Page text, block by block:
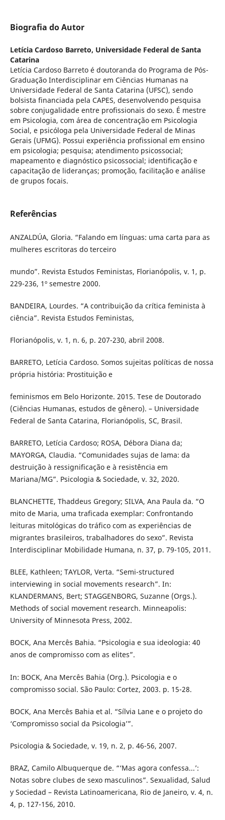
Biografia do Autor
Letícia Cardoso Barreto, Universidade Federal de Santa
Catarina
Letícia Cardoso Barreto é doutoranda do Programa de Pós-
Graduação Interdisciplinar em Ciências Humanas na
Universidade Federal de Santa Catarina (UFSC), sendo
bolsista financiada pela CAPES, desenvolvendo pesquisa
sobre conjugalidade entre profissionais do sexo. É mestre
em Psicologia, com área de concentração em Psicologia
Social, e psicóloga pela Universidade Federal de Minas
Gerais (UFMG). Possui experiência profissional em ensino
em psicologia; pesquisa; atendimento psicossocial;
mapeamento e diagnóstico psicossocial; identificação e
capacitação de lideranças; promoção, facilitação e análise
de grupos focais.
Referências
ANZALDÚA, Gloria. “Falando em línguas: uma carta para as
mulheres escritoras do terceiro
mundo”. Revista Estudos Feministas, Florianópolis, v. 1, p.
229-236, 1º semestre 2000.
BANDEIRA, Lourdes. “A contribuição da crítica feminista à
ciência”. Revista Estudos Feministas,
Florianópolis, v. 1, n. 6, p. 207-230, abril 2008.
BARRETO, Letícia Cardoso. Somos sujeitas políticas de nossa
própria história: Prostituição e
feminismos em Belo Horizonte. 2015. Tese de Doutorado
(Ciências Humanas, estudos de gênero). – Universidade
Federal de Santa Catarina, Florianópolis, SC, Brasil.
BARRETO, Letícia Cardoso; ROSA, Débora Diana da;
MAYORGA, Claudia. “Comunidades sujas de lama: da
destruição à ressignificação e à resistência em
Mariana/MG”. Psicologia & Sociedade, v. 32, 2020.
BLANCHETTE, Thaddeus Gregory; SILVA, Ana Paula da. “O
mito de Maria, uma traficada exemplar: Confrontando
leituras mitológicas do tráfico com as experiências de
migrantes brasileiros, trabalhadores do sexo”. Revista
Interdisciplinar Mobilidade Humana, n. 37, p. 79-105, 2011.
BLEE, Kathleen; TAYLOR, Verta. “Semi-structured
interviewing in social movements research”. In:
KLANDERMANS, Bert; STAGGENBORG, Suzanne (Orgs.).
Methods of social movement research. Minneapolis:
University of Minnesota Press, 2002.
BOCK, Ana Mercês Bahia. “Psicologia e sua ideologia: 40
anos de compromisso com as elites”.
In: BOCK, Ana Mercês Bahia (Org.). Psicologia e o
compromisso social. São Paulo: Cortez, 2003. p. 15-28.
BOCK, Ana Mercês Bahia et al. “Sílvia Lane e o projeto do
‘Compromisso social da Psicologia’”.
Psicologia & Sociedade, v. 19, n. 2, p. 46-56, 2007.
BRAZ, Camilo Albuquerque de. “‘Mas agora confessa...’:
Notas sobre clubes de sexo masculinos”. Sexualidad, Salud
y Sociedad – Revista Latinoamericana, Rio de Janeiro, v. 4, n.
4, p. 127-156, 2010.